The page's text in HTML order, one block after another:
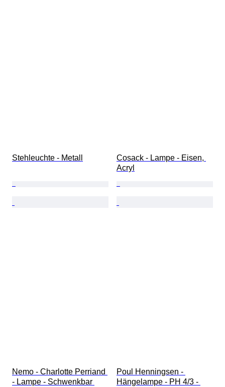
Stehleuchte - Metall
Cosack - Lampe - Eisen,
Acryl
Nemo - Charlotte Perriand
- Lampe - Schwenkbar
Poul Henningsen -
Hängelampe - PH 4/3 -